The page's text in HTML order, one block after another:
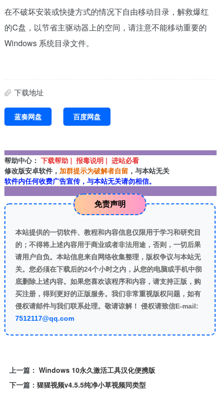
在不破坏安装或快捷方式的情况下自由移动目录，解救爆红
的C盘，以节省主驱动器上的空间，请注意不能移动重要的
Windows 系统目录文件。
下载地址
蓝奏网盘 百度网盘
帮助中心： 下载帮助 | 报毒说明 | 进站必看
修改版安卓软件， 加群提示为破解者自留 ，与本站无关
软件内任何收费广告宣传，与本站无关请勿相信。
免责声明
本站提供的一切软件、教程和内容信息仅限用于学习和研究目
的；不得将上述内容用于商业或者非法用途，否则，一切后果
请用户自负。本站信息来自网络收集整理，版权争议与本站无
关。您必须在下载后的24个小时之内，从您的电脑或手机中彻
底删除上述内容。如果您喜欢该程序和内容，请支持正版，购
买注册，得到更好的正版服务。我们非常重视版权问题，如有
侵权请邮件与我们联系处理。敬请谅解！ 侵权请致信E-mail:
7512117@qq.com
上一篇： Windows 10永久激活工具汉化便携版
下一篇： 猩猩视频v4.5.5纯净小草视频同类型